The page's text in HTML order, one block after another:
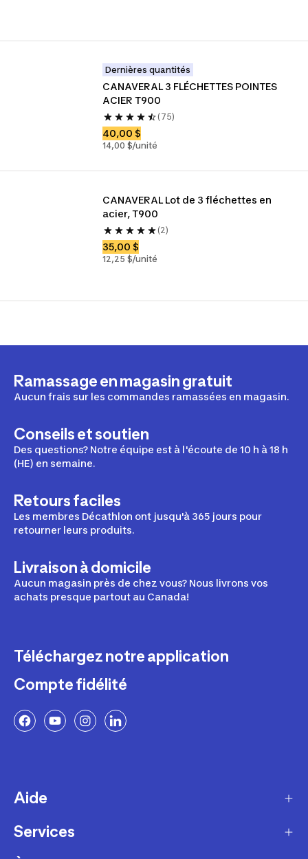
Dernières quantités
CANAVERAL 3 FLÉCHETTES POINTES
ACIER T900
(75)
40,00 $
14,00 $/unité
CANAVERAL Lot de 3 fléchettes en
acier, T900
(2)
35,00 $
12,25 $/unité
Ramassage en magasin gratuit
Aucun frais sur les commandes ramassées en magasin.
Conseils et soutien
Des questions? Notre équipe est à l'écoute de 10 h à 18 h
(HE) en semaine.
Retours faciles
Les membres Décathlon ont jusqu'à 365 jours pour
retourner leurs produits.
Livraison à domicile
Aucun magasin près de chez vous? Nous livrons vos
achats presque partout au Canada!
Téléchargez notre application
Compte fidélité
Aide
Livraison
Services